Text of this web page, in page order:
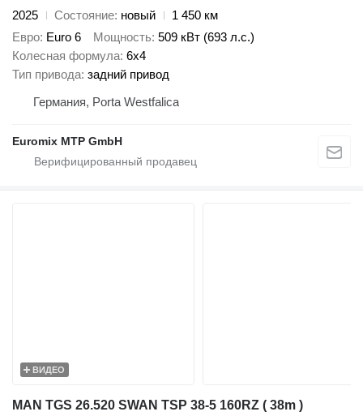
2025
Состояние новый
1 450 км
Евро Euro 6 Мощность 509 кВт (693 л.с.)
Колесная формула 6x4
Тип привода задний привод
Германия, Porta Westfalica
Euromix MTP GmbH
ВИДЕО
MAN TGS 26.520 SWAN TSP 38-5 160RZ ( 38m )